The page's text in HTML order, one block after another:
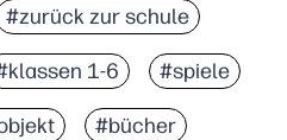
#zurück zur schule
1-6 #spiele
#bücher